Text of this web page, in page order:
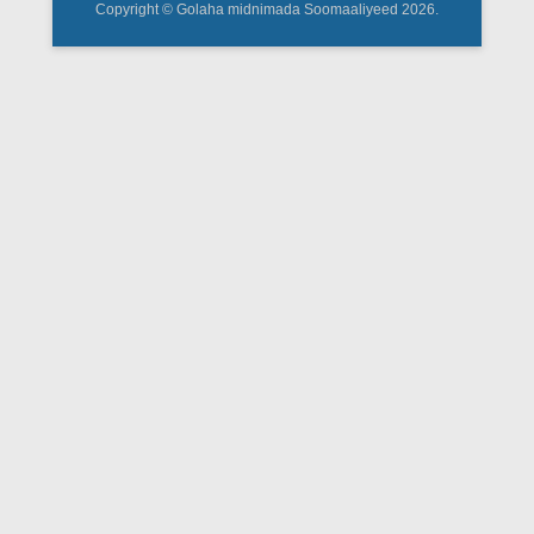
Copyright © Golaha midnimada Soomaaliyeed 2026.